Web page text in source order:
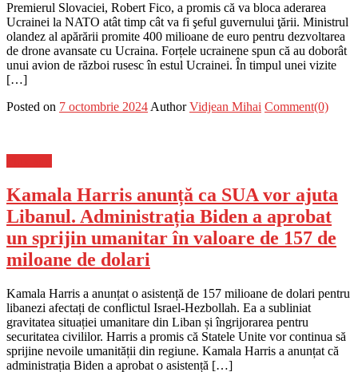
Premierul Slovaciei, Robert Fico, a promis că va bloca aderarea
Ucrainei la NATO atât timp cât va fi şeful guvernului ţării. Ministrul
olandez al apărării promite 400 milioane de euro pentru dezvoltarea
de drone avansate cu Ucraina. Forțele ucrainene spun că au doborât
unui avion de război rusesc în estul Ucrainei. În timpul unei vizite
[…]
Posted on 7 octombrie 2024 Author Vidjean Mihai Comment(0)
Kamala Harris anunță ca SUA vor ajuta
Libanul. Administrația Biden a aprobat
un sprijin umanitar în valoare de 157 de
miloane de dolari
Kamala Harris a anunțat o asistență de 157 milioane de dolari pentru
libanezi afectați de conflictul Israel-Hezbollah. Ea a subliniat
gravitatea situației umanitare din Liban și îngrijorarea pentru
securitatea civililor. Harris a promis că Statele Unite vor continua să
sprijine nevoile umanității din regiune. Kamala Harris a anunțat că
administrația Biden a aprobat o asistență […]